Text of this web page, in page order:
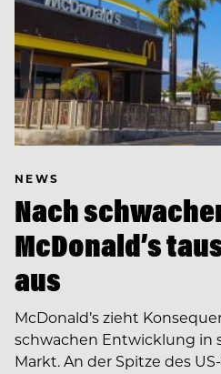
NEWS
Nach
McDonald’s
aus
McDonald’s zieht
schwachen Entwicklung in
Markt. An der Spitze des